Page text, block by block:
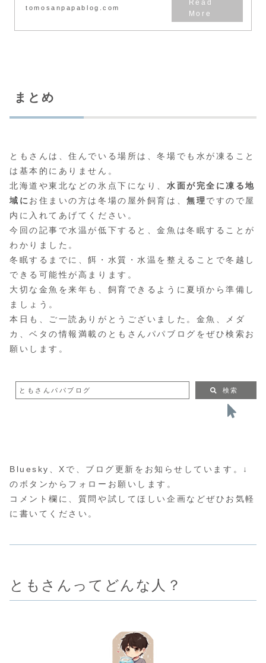
tomosanpapablog.com
まとめ
ともさんは、住んでいる場所は、冬場でも水が凍ること
は基本的にありません。
北海道や東北などの氷点下になり、 水面が完全に凍る地
域に お住まいの方は冬場の屋外飼育は、無理ですので屋
内に入れてあげてください。
今回の記事で水温が低下すると、金魚は冬眠することが
わかりました。
冬眠するまでに、餌・水質・水温を整えることで冬越し
できる可能性が高まります。
大切な金魚を来年も、飼育できるように夏頃から準備し
ましょう。
本日も、ご一読ありがとうございました。金魚、メダ
カ、ベタの情報満載のともさんパパブログをぜひ検索お
願いします。
ともさんパパブログ 検索
Bluesky、Xで、ブログ更新をお知らせしています。↓
のボタンからフォローお願いします。
コメント欄に、質問や試してほしい企画などぜひお気軽
に書いてください。
ともさんってどんな人？